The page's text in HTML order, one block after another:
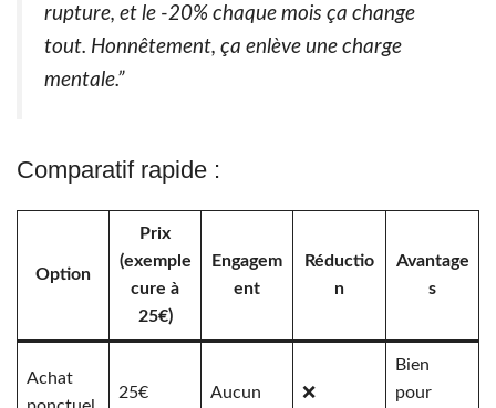
rupture, et le -20% chaque mois ça change
tout. Honnêtement, ça enlève une charge
mentale.”
Comparatif rapide :
Option
Prix
(exemple
cure à
25€)
Engagem
ent
Réductio
n
Avantage
s
Achat
25€ Aucun ❌
Bien
pour